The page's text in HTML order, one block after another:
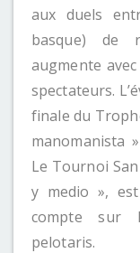
aux duels
basque) de
augmente
spectateurs.
finale du
manomanista
Le Tournoi
y medio »,
compte sur
pelotaris.